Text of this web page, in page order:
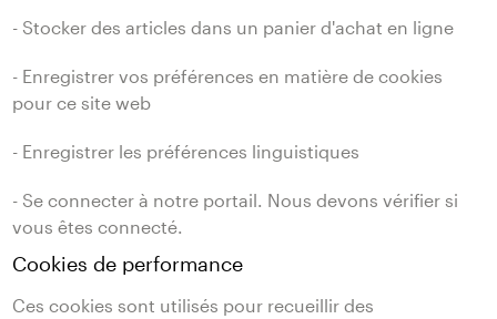
- Stocker des articles dans un panier d'achat en ligne
- Enregistrer vos préférences en matière de cookies
pour ce site web
- Enregistrer les préférences linguistiques
- Se connecter à notre portail. Nous devons vérifier si
vous êtes connecté.
Cookies de performance
Ces cookies sont utilisés pour recueillir des